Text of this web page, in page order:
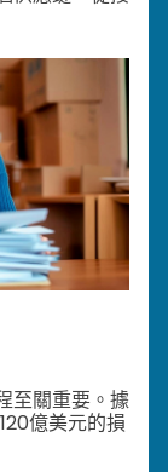
至關重要。據
億美元的損